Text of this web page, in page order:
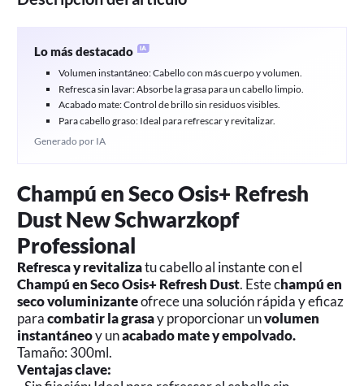
Lo más destacado
Volumen instantáneo: Cabello con más cuerpo y volumen.
Refresca sin lavar: Absorbe la grasa para un cabello limpio.
Acabado mate: Control de brillo sin residuos visibles.
Para cabello graso: Ideal para refrescar y revitalizar.
Generado por IA
Champú en Seco Osis+ Refresh
Dust New Schwarzkopf
Professional
Refresca y revitalizatu cabello al instante con el
Champú en Seco Osis+ Refresh Dust. Este champú en
seco voluminizanteofrece una solución rápida y eficaz
paracombatir la grasay proporcionar unvolumen
instantáneoy unacabado mate y empolvado.
Tamaño: 300ml.
Ventajas clave: